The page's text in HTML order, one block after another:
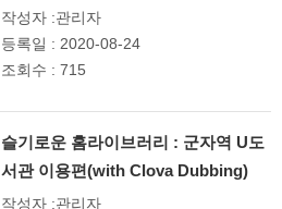
작성자 :관리자
등록일 : 2020-08-24
조회수 : 715
슬기로운 홈라이브러리 : 군자역 U도
서관 이용편(with Clova Dubbing)
작성자 :관리자